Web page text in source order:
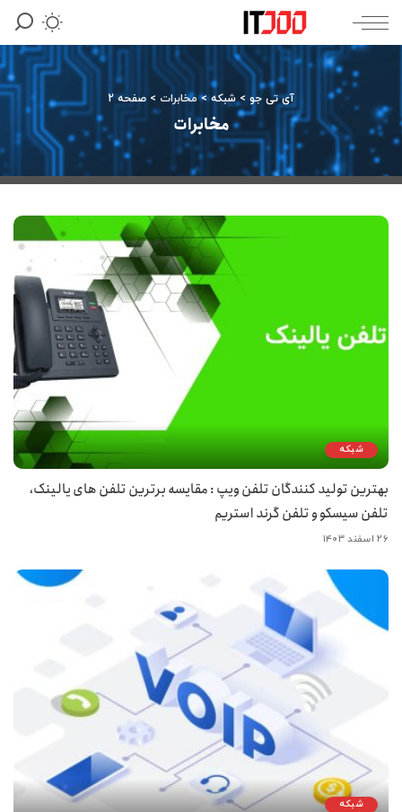
آی تی جو >شبکه>مخابرات > صفحه 2
مخابرات
شبکه
بهترین تولید کنندگان تلفن ویپ : مقایسه برترین تلفن های یالینک،
تلفن سیسکو و تلفن گرند استریم
۲۶ اسفند ۱۴۰۳
شبکه